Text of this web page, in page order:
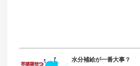
水分補給が一番大事？